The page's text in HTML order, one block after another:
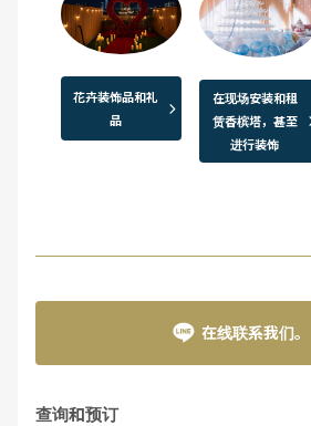
花卉装饰品和礼
品
在现场安装和租
赁香槟塔，甚至
进行装饰
在线联系我们。
查询和预订